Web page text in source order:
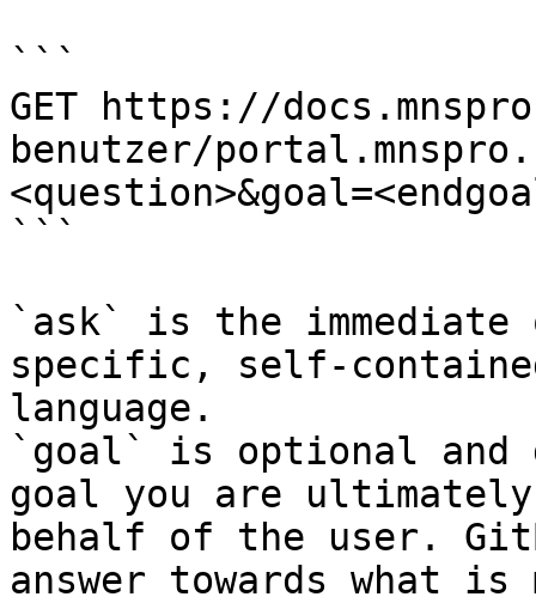
```
GET https://
benutzer/
```
`ask` is the
specific, self-
language.
`goal` is optional and
goal you are
behalf of the user.
answer towards what